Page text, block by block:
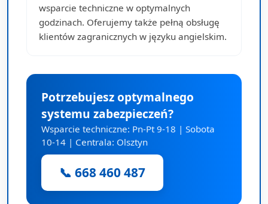
wsparcie techniczne w optymalnych
godzinach. Oferujemy także pełną obsługę
klientów zagranicznych w języku angielskim.
Potrzebujesz optymalnego
systemu zabezpieczeń?
Wsparcie techniczne: Pn-Pt 9-18 | Sobota
10-14 | Centrala: Olsztyn
📞 668 460 487